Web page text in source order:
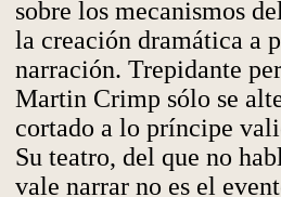
sobre los mecanismos
la creación dramática a
narración. Trepidante
Martin Crimp sólo se
cortado a lo príncipe
Su teatro, del que no
vale narrar no es el